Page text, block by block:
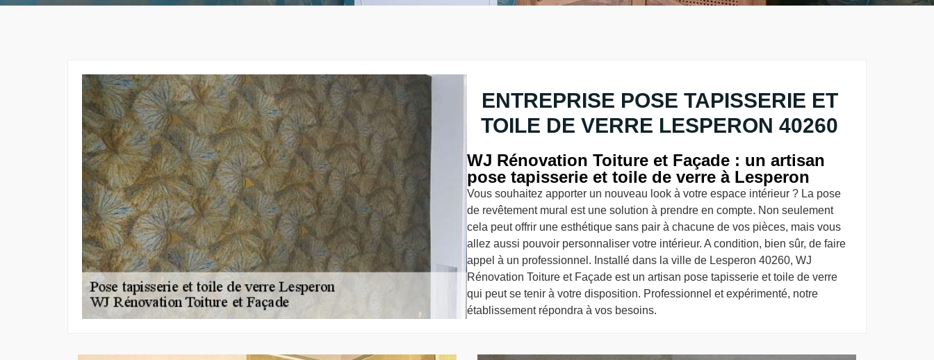
ENTREPRISE POSE TAPISSERIE ET
TOILE DE VERRE LESPERON 40260
WJ Rénovation Toiture et Façade : un artisan
pose tapisserie et toile de verre à Lesperon
Vous souhaitez apporter un nouveau look à votre espace intérieur ? La pose
de revêtement mural est une solution à prendre en compte. Non seulement
cela peut offrir une esthétique sans pair à chacune de vos pièces, mais vous
allez aussi pouvoir personnaliser votre intérieur. A condition, bien sûr, de faire
appel à un professionnel. Installé dans la ville de Lesperon 40260, WJ
Rénovation Toiture et Façade est un artisan pose tapisserie et toile de verre
qui peut se tenir à votre disposition. Professionnel et expérimenté, notre
établissement répondra à vos besoins.